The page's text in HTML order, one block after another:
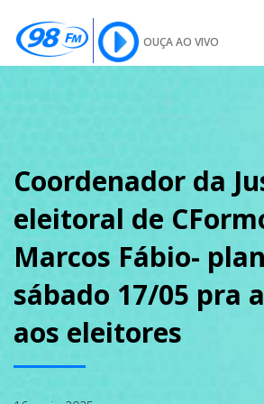
OUÇA AO VIVO
SOBRE
PODCAST
Coordenador da
eleitoral de
Marcos Fábio-
sábado 17/05 pra
aos eleitores